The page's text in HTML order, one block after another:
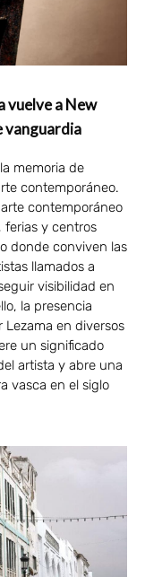
vuelve a New
vanguardia
memoria de
contemporáneo.
contemporáneo
ferias y centros
donde conviven las
llamados a
visibilidad en
la presencia
Lezama en diversos
un significado
artista y abre una
vasca en el siglo